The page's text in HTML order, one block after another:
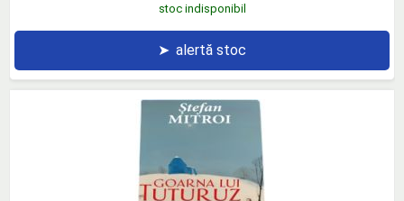
stoc indisponibil
➤ alertă stoc